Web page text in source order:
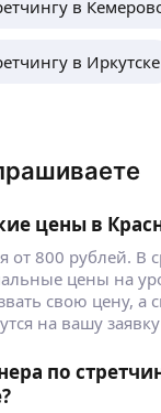
в
в Иркутске
цены в
от 800 рублей. В
цены на
свою цену, а
на вашу
по